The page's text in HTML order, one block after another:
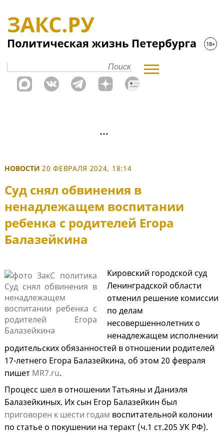
НОВОСТИ 20 ФЕВРАЛЯ 2024, 18:14
Суд снял обвинения в
ненадлежащем воспитании
ребенка с родителей Егора
Балазейкина
Кировский городской суд
Ленинградской области
отменил решение комиссии
по делам
несовершеннолетних о
ненадлежащем исполнении
родительских обязанностей в отношении родителей
17-летнего Егора Балазейкина, об этом 20 февраля
пишет MR7.ru.
Процесс шел в отношении Татьяны и Даниэля
Балазейкиных. Их сын Егор Балазейкин был
приговорен к шести годам воспитательной колонии
по статье о покушении на теракт (ч.1 ст.205 УК РФ).